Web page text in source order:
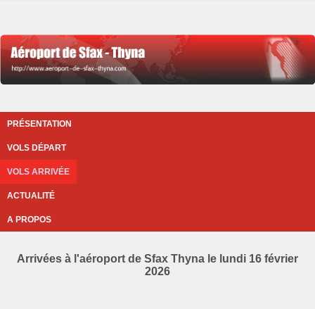
PRÉSENTATION
VOLS DÉPART
VOLS ARRIVÉE
ACTUALITÉ
A PROPOS
Arrivées à l'aéroport de Sfax Thyna le lundi 16 février
2026